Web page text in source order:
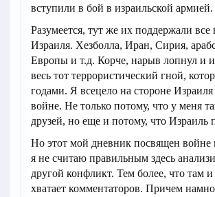
вступили в бой в израильской армией.
Разумеется, тут же их поддержали все
Израиля. Хезболла, Иран, Сирия,
Европы и т.д. Корче, нарыв лопнул и
весь тот террористический гной,
годами. Я всецело на стороне Израиля
войне. Не только потому, что у меня
друзей, но еще и потому, что Израиль
Но этот мой дневник посвящен войне
я не считаю правильным здесь
другой конфликт. Тем более, что там и
хватает комментаторов. Причем